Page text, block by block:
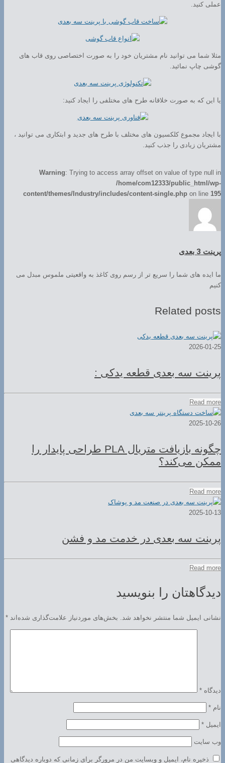
عملی کنید.
مثلا شما می توانید نام مشتریان خود را به صورت اختصاصی روی قاب های
گوشی چاپ نمائید.
یا این که به صورت خلاقانه طرح های مختلفی را ایجاد کنید:
با ایجاد مجموع کلکسیون های مختلف با طرح های جدید و ابتکاری می توانید ،
مشتریان زیادی را جذب کنید.
Warning: Trying to access array offset on value of type null in
/home/com12333/public_html/wp-
content/themes/Industry/includes/content-single.php on line 195
پرینت 3 بعدی
ما ایده های شما را سریع تر از رسم روی کاغذ به واقعیتی ملموس مبدل می
کنیم
Related posts
2026-01-25
پرینت سه بعدی قطعه یدکی :
Read more
2025-10-26
چگونه بازیافت متریال PLA طراحی پایدار را
ممکن می‌کند؟
Read more
2025-10-13
پرینت سه بعدی در خدمت مد و فشن
Read more
دیدگاهتان را بنویسید
نشانی ایمیل شما منتشر نخواهد شد. بخش‌های موردنیاز علامت‌گذاری شده‌اند *
دیدگاه *
نام *
ایمیل *
وب‌ سایت
ذخیره نام، ایمیل و وبسایت من در مرورگر برای زمانی که دوباره دیدگاهی